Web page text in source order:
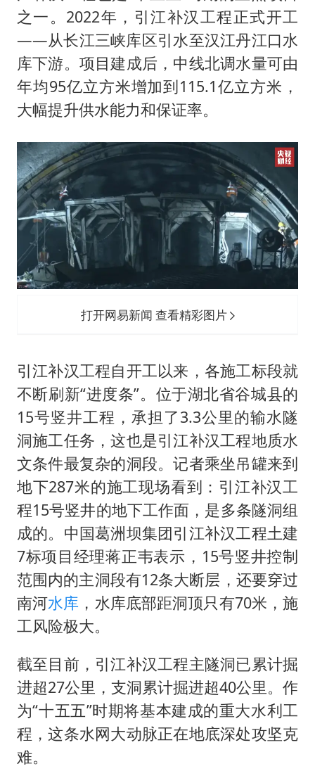
之一。2022年，引江补汉工程正式开工
——从长江三峡库区引水至汉江丹江口水
库下游。项目建成后，中线北调水量可由
年均95亿立方米增加到115.1亿立方米，
大幅提升供水能力和保证率。
打开网易新闻 查看精彩图片
引江补汉工程自开工以来，各施工标段就
不断刷新“进度条”。位于湖北省谷城县的
15号竖井工程，承担了3.3公里的输水隧
洞施工任务，这也是引江补汉工程地质水
文条件最复杂的洞段。记者乘坐吊罐来到
地下287米的施工现场看到：引江补汉工
程15号竖井的地下工作面，是多条隧洞组
成的。中国葛洲坝集团引江补汉工程土建
7标项目经理蒋正韦表示，15号竖井控制
范围内的主洞段有12条大断层，还要穿过
南河水库 ，水库底部距洞顶只有70米，施
工风险极大。
截至目前，引江补汉工程主隧洞已累计掘
进超27公里，支洞累计掘进超40公里。作
为“十五五”时期将基本建成的重大水利工
程，这条水网大动脉正在地底深处攻坚克
难。